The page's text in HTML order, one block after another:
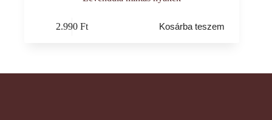
2.990Ft Kosárba teszem